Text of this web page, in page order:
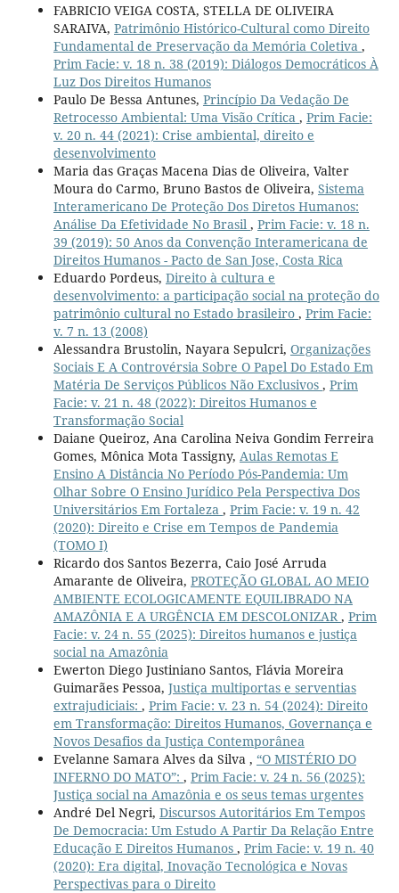
FABRICIO VEIGA COSTA, STELLA DE OLIVEIRA
SARAIVA, Patrimônio Histórico-Cultural como Direito
Fundamental de Preservação da Memória Coletiva ,
Prim Facie: v. 18 n. 38 (2019): Diálogos Democráticos À
Luz Dos Direitos Humanos
Paulo De Bessa Antunes, Princípio Da Vedação De
Retrocesso Ambiental: Uma Visão Crítica , Prim Facie:
v. 20 n. 44 (2021): Crise ambiental, direito e
desenvolvimento
Maria das Graças Macena Dias de Oliveira, Valter
Moura do Carmo, Bruno Bastos de Oliveira, Sistema
Interamericano De Proteção Dos Diretos Humanos:
Análise Da Efetividade No Brasil , Prim Facie: v. 18 n.
39 (2019): 50 Anos da Convenção Interamericana de
Direitos Humanos - Pacto de San Jose, Costa Rica
Eduardo Pordeus, Direito à cultura e
desenvolvimento: a participação social na proteção do
patrimônio cultural no Estado brasileiro , Prim Facie:
v. 7 n. 13 (2008)
Alessandra Brustolin, Nayara Sepulcri, Organizações
Sociais E A Controvérsia Sobre O Papel Do Estado Em
Matéria De Serviços Públicos Não Exclusivos , Prim
Facie: v. 21 n. 48 (2022): Direitos Humanos e
Transformação Social
Daiane Queiroz, Ana Carolina Neiva Gondim Ferreira
Gomes, Mônica Mota Tassigny, Aulas Remotas E
Ensino A Distância No Período Pós-Pandemia: Um
Olhar Sobre O Ensino Jurídico Pela Perspectiva Dos
Universitários Em Fortaleza , Prim Facie: v. 19 n. 42
(2020): Direito e Crise em Tempos de Pandemia
(TOMO I)
Ricardo dos Santos Bezerra, Caio José Arruda
Amarante de Oliveira, PROTEÇÃO GLOBAL AO MEIO
AMBIENTE ECOLOGICAMENTE EQUILIBRADO NA
AMAZÔNIA E A URGÊNCIA EM DESCOLONIZAR, Prim
Facie: v. 24 n. 55 (2025): Direitos humanos e justiça
social na Amazônia
Ewerton Diego Justiniano Santos, Flávia Moreira
Guimarães Pessoa, Justiça multiportas e serventias
extrajudiciais: , Prim Facie: v. 23 n. 54 (2024): Direito
em Transformação: Direitos Humanos, Governança e
Novos Desafios da Justiça Contemporânea
Evelanne Samara Alves da Silva , “O MISTÉRIO DO
INFERNO DO MATO”: , Prim Facie: v. 24 n. 56 (2025):
Justiça social na Amazônia e os seus temas urgentes
André Del Negri, Discursos Autoritários Em Tempos
De Democracia: Um Estudo A Partir Da Relação Entre
Educação E Direitos Humanos , Prim Facie: v. 19 n. 40
(2020): Era digital, Inovação Tecnológica e Novas
Perspectivas para o Direito